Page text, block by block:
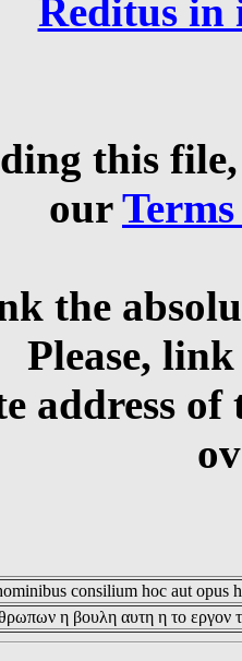
Reditus in
this
our
the
Please,
address
consilium hoc aut opus
η βουλη αυτη η το εργον